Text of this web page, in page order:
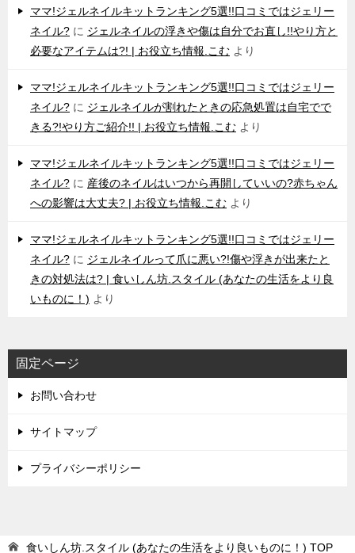
ママ!ジェルネイルキットランキング5選!!口コミではジェリー
ネイル? に ジェルネイルの浮きや傷は自分でお直し!!やり方と
必要なアイテムは?! | お役立ち情報.こむ より
ママ!ジェルネイルキットランキング5選!!口コミではジェリー
ネイル? に ジェルネイルが割れたときの応急処置は自宅でで
きる?!やり方ご紹介!! | お役立ち情報.こむ より
ママ!ジェルネイルキットランキング5選!!口コミではジェリー
ネイル? に 産後のネイルはいつから再開していいの?赤ちゃん
への影響は大丈夫? | お役立ち情報.こむ より
ママ!ジェルネイルキットランキング5選!!口コミではジェリー
ネイル? に ジェルネイルって爪に悪い?!傷や浮きが出来たと
きの対処法は? | 食いしん坊.スタイル (あなたの生活をより良
いものに！) より
固定ページ
お問い合わせ
サイトマップ
プライバシーポリシー
食いしん坊.スタイル (あなたの生活をより良いものに！) TOP